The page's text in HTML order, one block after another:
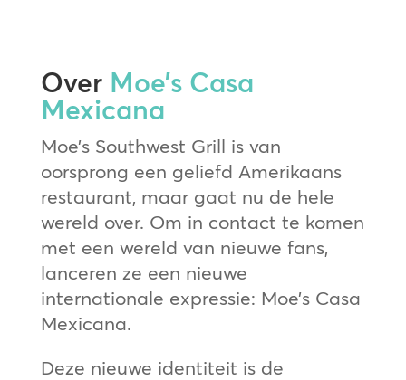
Over Moe’s Casa
Mexicana
Moe’s Southwest Grill is van
oorsprong een geliefd Amerikaans
restaurant, maar gaat nu de hele
wereld over. Om in contact te komen
met een wereld van nieuwe fans,
lanceren ze een nieuwe
internationale expressie: Moe’s Casa
Mexicana.
Deze nieuwe identiteit is de